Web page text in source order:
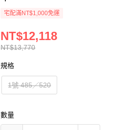
宅配滿NT$1,000免運
NT$13,770
NT$12,118
規格
1號 485／520
數量